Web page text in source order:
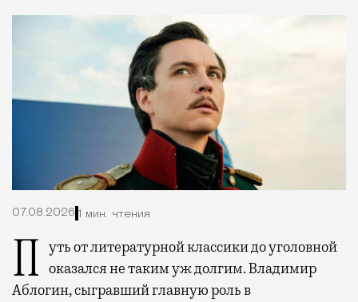
07.08.2026 1 мин. чтения
Путь от литературной классики до уголовной оказался не таким уж долгим. Владимир
Аблогин, сыгравший главную роль в